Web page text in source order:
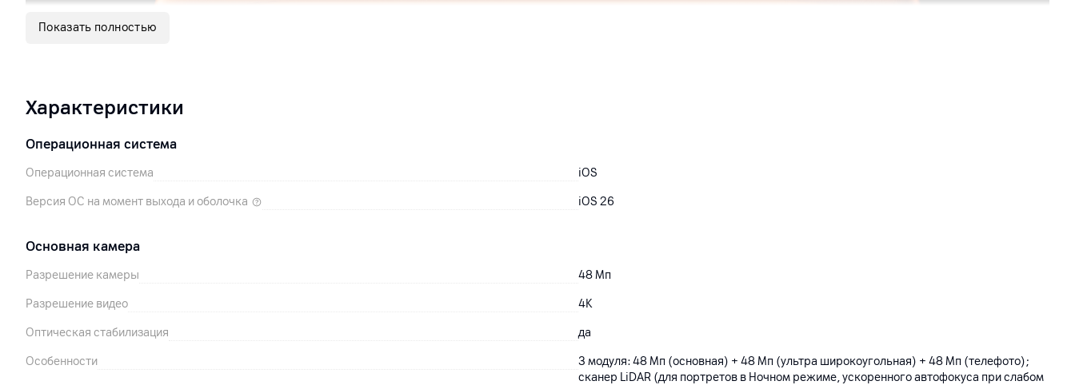
Показать полностью
Характеристики
Операционная система
Операционная система iOS
Версия ОС на момент выхода и оболочка iOS 26
Основная камера
Разрешение камеры 48Мп
Разрешение видео 4K
Оптическая стабилизация да
Особенности
3 модуля: 48 Мп (основная) + 48 Мп (ультра широкоугольная) + 48 Мп (телефото);
сканер LiDAR (для портретов в Ночном режиме, ускоренного автофокуса при слабом